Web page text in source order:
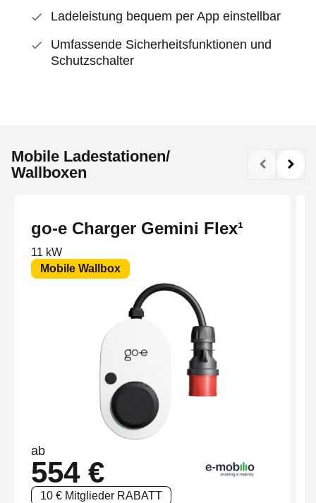
Ladeleistung bequem per App einstellbar
Umfassende Sicherheitsfunktionen und
Schutzschalter
Mobile Ladestationen/
Wallboxen
go-e Charger Gemini Flex¹
11 kW
Mobile Wallbox
ab
554 €
10 € Mitglieder RABATT